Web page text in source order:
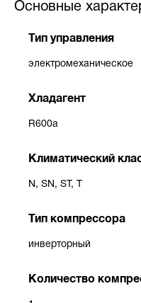
Основные
Тип управления
электромеханическое
Хладагент
R600a
Климатический
N, SN, ST, T
Тип компрессора
инверторный
Количество